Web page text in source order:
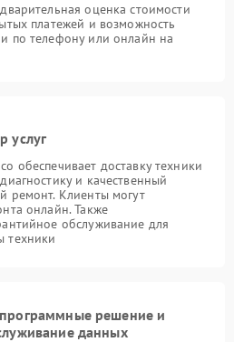
оценка стоимости
платежей и возможность
по телефону или онлайн на
услуг
обеспечивает доставку техники
и качественный
ремонт. Клиенты могут
онлайн. Также
обслуживание для
техники
решение и
данных